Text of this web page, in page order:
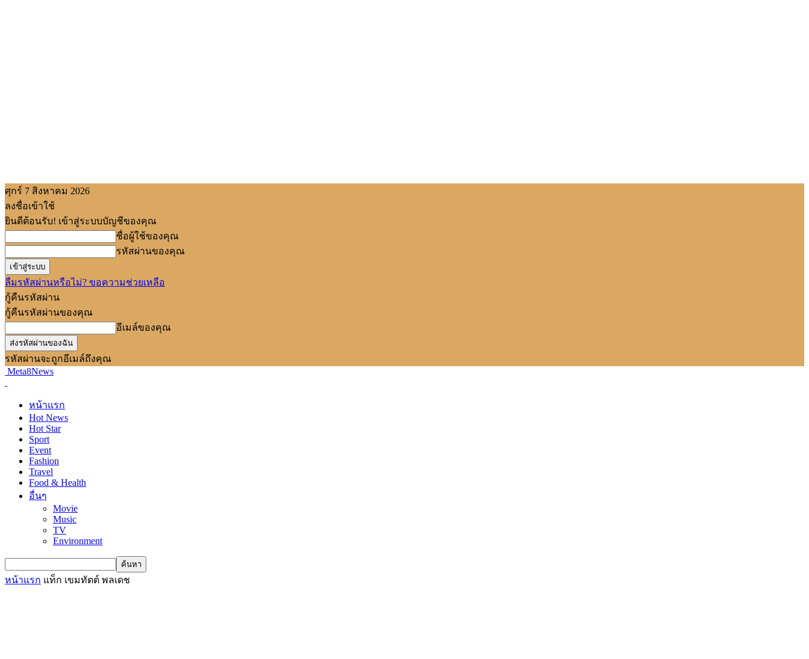
ศุกร์ 7 สิงหาคม 2026
ลงชื่อเข้าใช้
ยินดีต้อนรับ! เข้าสู่ระบบบัญชีของคุณ
ชื่อผู้ใช้ของคุณ
รหัสผ่านของคุณ
ลืมรหัสผ่านหรือไม่? ขอความช่วยเหลือ
กู้คืนรหัสผ่าน
กู้คืนรหัสผ่านของคุณ
อีเมล์ของคุณ
รหัสผ่านจะถูกอีเมล์ถึงคุณ
Meta8News
หน้าแรก
Hot News
Hot Star
Sport
Event
Fashion
Travel
Food & Health
อื่นๆ
Movie
Music
TV
Environment
หน้าแรก แท็ก เขมทัตต์ พลเดช